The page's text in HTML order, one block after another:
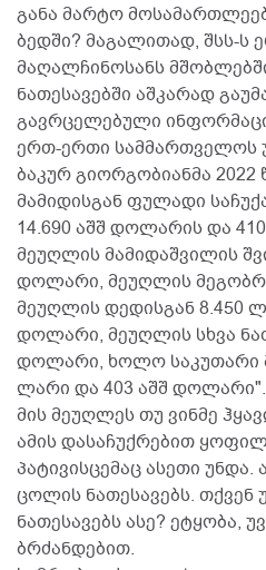
განა მარტო
ბედში? მაგალითად, შსს-ს
მაღალჩინოსანს
ნათესავებში აშკარად
გავრცელებული
ერთ-ერთი სამმართველოს
ბაკურ გიორგობიანმა
მამიდისგან ფულადი
14.690 აშშ დოლარის და
მეუღლის მამიდაშვილის
დოლარი, მეუღლის
მეუღლის დედისგან 8.450
დოლარი, მეუღლის სხვა
დოლარი, ხოლო საკუთარი
ლარი და 403 აშშ დოლარი".
მის მეუღლეს თუ ვინმე
ამის დასაჩუქრებით
პატივისცემაც ასეთი უნდა.
ცოლის ნათესავებს.
ნათესავებს ასე? ეტყობა,
ბრძანდებით.